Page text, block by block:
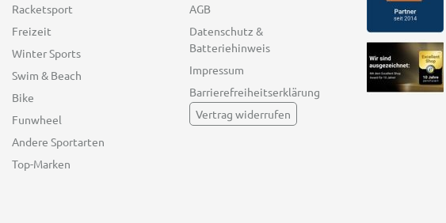
Racketsport
Freizeit
Winter Sports
Swim & Beach
Bike
Funwheel
Andere Sportarten
Top-Marken
AGB
Datenschutz &
Batteriehinweis
Impressum
Barrierefreiheitserklärung
Vertrag widerrufen